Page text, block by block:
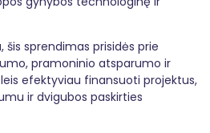
šis sprendimas prisidės prie
pramoninio atsparumo ir
efektyviau finansuoti projektus,
ir dvigubos paskirties